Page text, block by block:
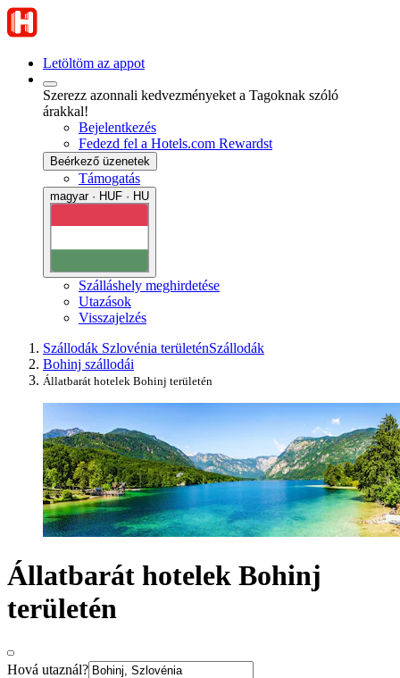
Letöltöm az appot
Szerezz azonnali kedvezményeket a Tagoknak szóló
árakkal!
Bejelentkezés
Fedezd fel a Hotels.com Rewardst
Beérkező üzenetek
Támogatás
magyar · HUF · HU
Szálláshely meghirdetése
Utazások
Visszajelzés
Szállodák Szlovénia területénSzállodák
Bohinj szállodái
Állatbarát hotelek Bohinj területén
Állatbarát hotelek Bohinj
területén
Hová utaznál?